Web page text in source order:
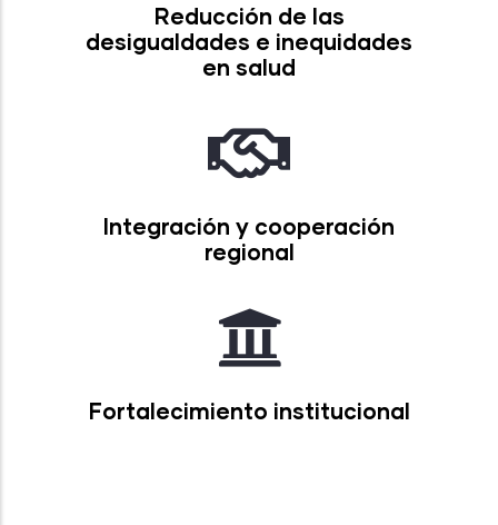
Reducción de las
desigualdades e inequidades
en salud
Integración y cooperación
regional
Fortalecimiento institucional